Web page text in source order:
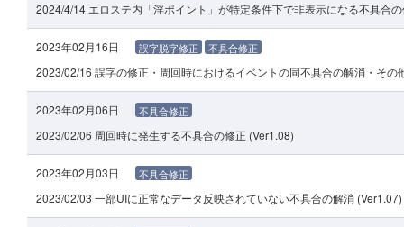
2024/4/14 エロステ内「淫ポイント」が特定条件下で非表示になる不具合
2023年02月16日 誤字脱字修正 不具合修正
2023/02/16 誤字の修正・周回時におけるイベントの同不具合の解消・その
2023年02月06日 不具合修正
2023/02/06 周回時に発生する不具合の修正 (Ver1.08)
2023年02月03日 不具合修正
2023/02/03 一部UIに正常なデータ反映されていない不具合の解消 (Ver1.07)